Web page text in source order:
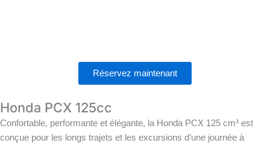
Réservez maintenant
Honda PCX 125cc
Confortable, performante et élégante, la Honda PCX 125 cm³ est
conçue pour les longs trajets et les excursions d’une journée à